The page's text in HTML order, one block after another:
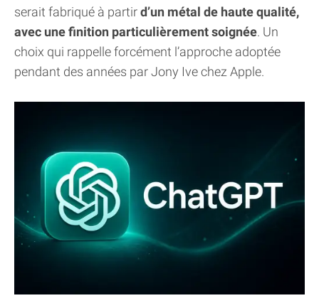
serait fabriqué à partird’un métal de haute qualité,
avec une finition particulièrement soignée. Un
choix qui rappelle forcément l’approche adoptée
pendant des années par Jony Ive chez Apple.